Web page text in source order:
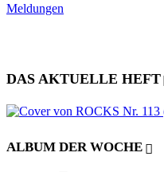
Meldungen
DAS AKTUELLE HEFT
ALBUM DER WOCHE